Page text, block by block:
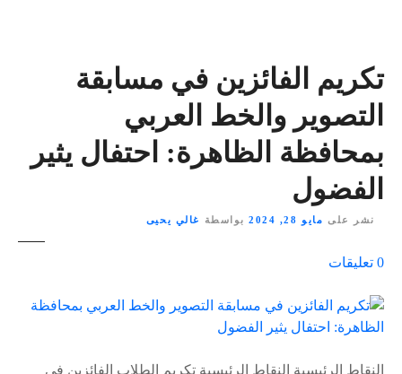
تكريم الفائزين في مسابقة
التصوير والخط العربي
بمحافظة الظاهرة: احتفال يثير
الفضول
نشر على مايو 28, 2024 بواسطة غالي يحيى
0 تعليقات
ى
٪
النقاط الرئيسية النقاط الرئيسية تكريم الطلاب الفائزين في